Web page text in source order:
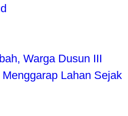
Warga Dusun III
Lahan Sejak